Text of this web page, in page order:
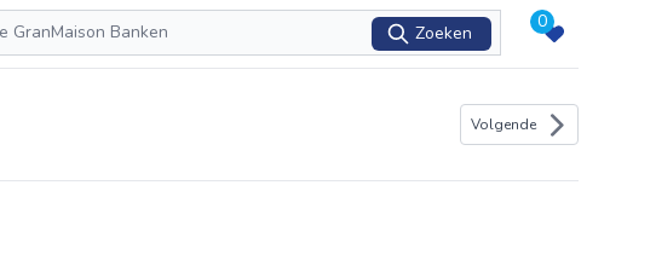
Zoeken
0
Volgende